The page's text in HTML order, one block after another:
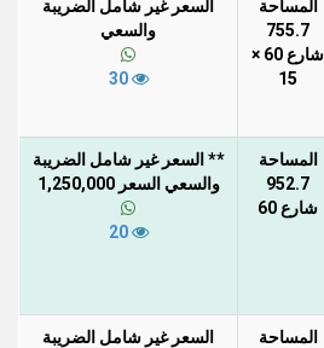
المساحة
755.7
شارع 60 ×
15
السعر غير شامل الضريبة
والسعي
30
المساحة
952.7
شارع 60
** السعر غير شامل الضريبة
والسعي السعر 1,250,000
20
المساحة
السعر غير شامل الضريبة